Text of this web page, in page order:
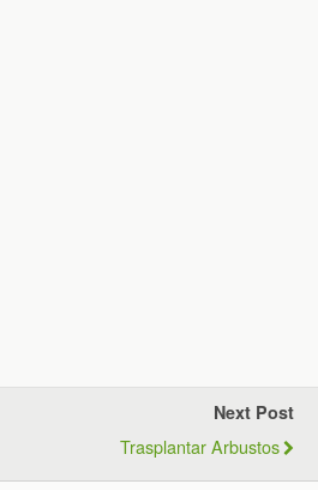
Next Post
Trasplantar Arbustos